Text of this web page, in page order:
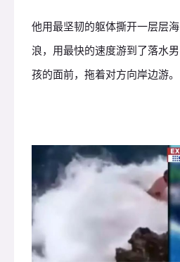
他用最坚韧的躯体撕开一层层海
浪，用最快的速度游到了落水男
孩的面前，拖着对方向岸边游。